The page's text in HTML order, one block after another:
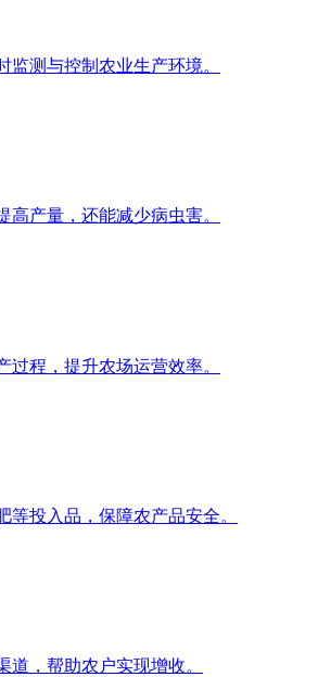
测与控制农业生产环境。
产量，还能减少病虫害。
程，提升农场运营效率。
投入品，保障农产品安全。
，帮助农户实现增收。